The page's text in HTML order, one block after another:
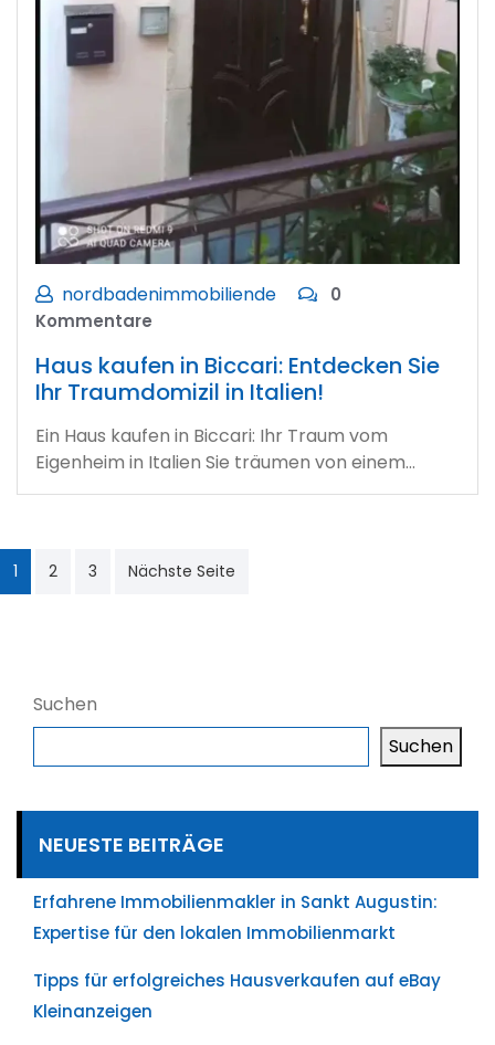
nordbadenimmobiliende
0
Kommentare
Haus kaufen in Biccari: Entdecken Sie
Ihr Traumdomizil in Italien!
Ein Haus kaufen in Biccari: Ihr Traum vom
Eigenheim in Italien Sie träumen von einem…
Seitennummerierung
der
1 2 3 Nächste Seite
Suchen
Suchen
NEUESTE BEITRÄGE
Erfahrene Immobilienmakler in Sankt Augustin:
Expertise für den lokalen Immobilienmarkt
Tipps für erfolgreiches Hausverkaufen auf eBay
Kleinanzeigen